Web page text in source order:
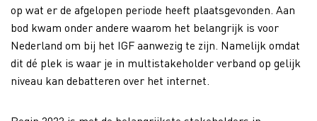
op wat er de afgelopen periode heeft plaatsgevonden. Aan
bod kwam onder andere waarom het belangrijk is voor
Nederland om bij het IGF aanwezig te zijn. Namelijk omdat
dit dé plek is waar je in multistakeholder verband op gelijk
niveau kan debatteren over het internet.